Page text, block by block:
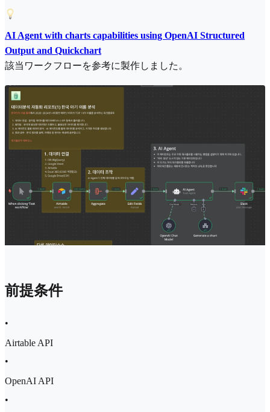
AI Agent with charts capabilities using OpenAI Structured
Output and Quickchart
該当ワークフローを参考に製作しました。
前提条件
•
Airtable API
•
OpenAI API
•